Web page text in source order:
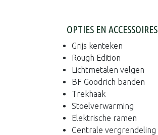
OPTIES EN ACCESSOIRES
Grijs kenteken
Rough Edition
Lichtmetalen velgen
BF Goodrich banden
Trekhaak
Stoelverwarming
Elektrische ramen
Centrale vergrendeling